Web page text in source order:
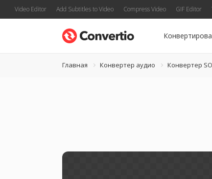
Video Editor Add Subtitles to Video Compress Video GIF Editor
Главная Конвертер аудио Конвертер